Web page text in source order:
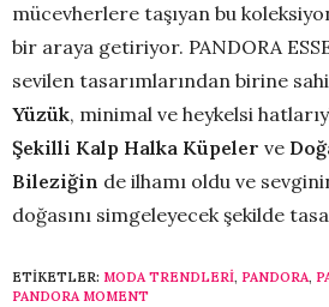
mücevherlere taşıyan bu
bir araya getiriyor. PANDORA
sevilen tasarımlarından birine
Yüzük, minimal ve heykelsi
Şekilli Kalp Halka Küpeler ve
Bileziğin de ilhamı oldu ve
doğasını simgeleyecek şekilde
ETIKETLER: MODA TRENDLERI, PANDORA,
PANDORA MOMENT